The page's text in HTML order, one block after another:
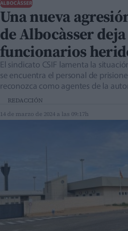
ALBOCÀSSER
Una nueva
de Albocàsser
funcionarios
El sindicato CSIF lamenta la
se encuentra el personal de
reconozca como agentes de la
REDACCIÓN
14 de marzo de 2024 a las 09:17h